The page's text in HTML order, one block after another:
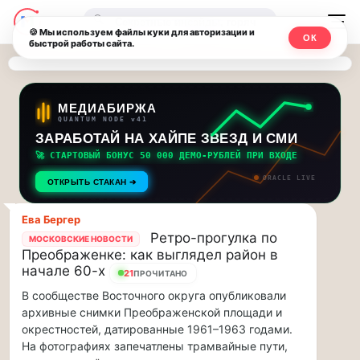
Последние
новости
и
обновления
потока:
Друзья,
приглашаем
на
музыкальную
прогулку
по
Москве
Чайковского!…
Друзья,
приглашаем
на
музыкальную
Москвичи.net
—
Главный
столичный
чат-
мессенджер,
новости
и
инсайды
Москвы
🔍
МЕДИАБИРЖА
QUANTUM NODE v41
ЗАРАБОТАЙ НА ХАЙПЕ ЗВЕЗД И СМИ
🚀 СТАРТОВЫЙ БОНУС 50 000 ДЕМО-РУБЛЕЙ ПРИ ВХОДЕ
ОТКРЫТЬ СТАКАН ➔ ORACLE LIVE
Ева Бергеp
МОСКОВСКИЕ НОВОСТИ
Ретро-прогулка по
Преображенке: как выглядел район в
начале 60-х
21ПРОЧИТАНО
В сообществе Восточного округа опубликовали
архивные снимки Преображенской площади и
окрестностей, датированные 1961–1963 годами.
На фотографиях запечатлены трамвайные пути,
🍪 Мы используем файлы куки для авторизации и
быстрой работы сайта.
ОК